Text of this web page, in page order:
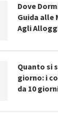
Dove
Guida alle
Agli
Quanto si
giorno: i
da 10